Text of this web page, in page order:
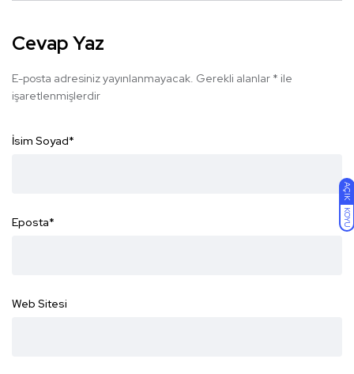
AÇIK
KOYU
Cevap Yaz
E-posta adresiniz yayınlanmayacak. Gerekli alanlar * ile
işaretlenmişlerdir
İsim Soyad*
Eposta*
Web Sitesi